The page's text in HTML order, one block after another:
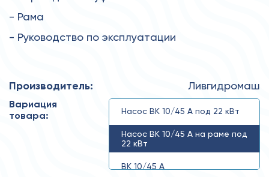
- Рама
- Руководство по эксплуатации
Производитель: Ливгидромаш
Вариация
товара:
Насос ВК 10/45 А под 22 кВт
Насос ВК 10/45 А на раме под
22 кВт
ВК 10/45 А